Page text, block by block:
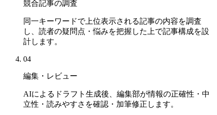
競合記事の調査
同一キーワードで上位表示される記事の内容を調査
し、読者の疑問点・悩みを把握した上で記事構成を設
計します。
04
編集・レビュー
AIによるドラフト生成後、編集部が情報の正確性・中
立性・読みやすさを確認・加筆修正します。